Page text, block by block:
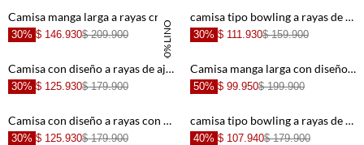
+ +
+ +
+ +
100% LINO
30% $ 146.930$ 209.900
camisa tipo bowling a rayas de ajuste cómodo para hombre de silueta ajustada
30% $ 111.930$ 159.900
Camisa con diseño a rayas de ajuste cómodo para hombre
30% $ 125.930$ 179.900
Camisa manga larga con diseño a rayas con textura ligera para hombre
50% $ 99.950$ 199.900
Camisa con diseño a rayas con diseño limpio para hombre
30% $ 125.930$ 179.900
camisa tipo bowling a rayas de acabado suave para hombre con acabado suave
40% $ 107.940$ 179.900